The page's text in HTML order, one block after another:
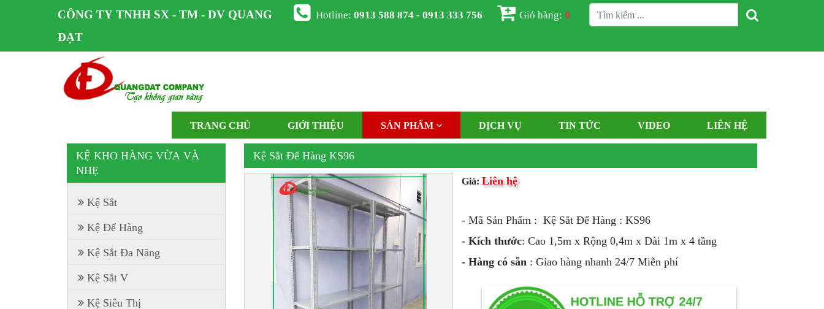
CÔNG TY TNHH SX - TM - DV QUANG
ĐẠT
Hotline:0913 588 874 - 0913 333 756 Giỏ hàng:0
TRANG CHỦ GIỚI THIỆU SẢN PHẨM DỊCH VỤ TIN TỨC VIDEO LIÊN HỆ
Kệ Sắt Để Hàng KS96
Giá: Liên hệ
- Mã Sản Phẩm : Kệ Sắt Để Hàng : KS96
- Kích thước: Cao 1,5m x Rộng 0,4m x Dài 1m x 4 tầng
- Hàng có sẵn : Giao hàng nhanh 24/7 Miễn phí
KỆ KHO HÀNG VỪA VÀ
NHẸ
Kệ Sắt
Kệ Để Hàng
Kệ Sắt Đa Năng
Kệ Sắt V
Kệ Siêu Thị